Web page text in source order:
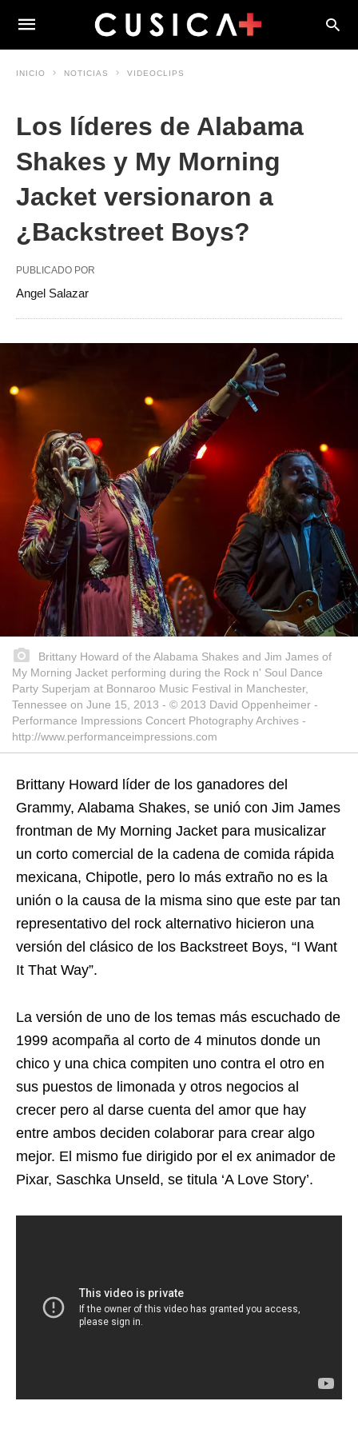
INICIO NOTICIAS VIDEOCLIPS
Los líderes de Alabama
Shakes y My Morning
Jacket versionaron a
¿Backstreet Boys?
PUBLICADO POR
Angel Salazar
Brittany Howard of the Alabama Shakes and Jim James of
My Morning Jacket performing during the Rock n' Soul Dance
Party Superjam at Bonnaroo Music Festival in Manchester,
Tennessee on June 15, 2013 - © 2013 David Oppenheimer -
Performance Impressions Concert Photography Archives -
http://www.performanceimpressions.com
Brittany Howard líder de los ganadores del
Grammy, Alabama Shakes, se unió con Jim James
frontman de My Morning Jacket para musicalizar
un corto comercial de la cadena de comida rápida
mexicana, Chipotle, pero lo más extraño no es la
unión o la causa de la misma sino que este par tan
representativo del rock alternativo hicieron una
versión del clásico de los Backstreet Boys, “I Want
It That Way”.
La versión de uno de los temas más escuchado de
1999 acompaña al corto de 4 minutos donde un
chico y una chica compiten uno contra el otro en
sus puestos de limonada y otros negocios al
crecer pero al darse cuenta del amor que hay
entre ambos deciden colaborar para crear algo
mejor. El mismo fue dirigido por el ex animador de
Pixar, Saschka Unseld, se titula ‘A Love Story’.